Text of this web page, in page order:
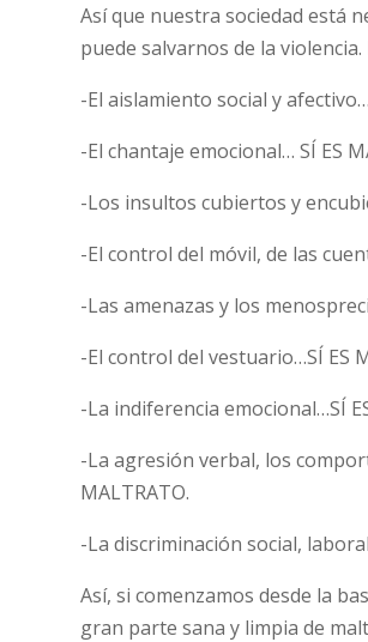
Así que nuestra sociedad está
puede salvarnos de la
-El aislamiento social y
-El chantaje emocional… SÍ ES
-Los insultos cubiertos y
-El control del móvil, de las
-Las amenazas y los
-El control del vestuario…SÍ ES
-La indiferencia emocional…SÍ
-La agresión verbal, los
MALTRATO.
-La discriminación social,
Así, si comenzamos desde la
gran parte sana y limpia de